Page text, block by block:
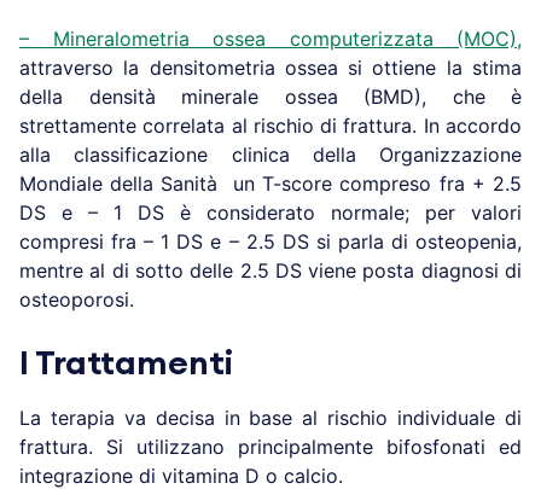
– Mineralometria ossea computerizzata (MOC),
attraverso la densitometria ossea si ottiene la stima
della densità minerale ossea (BMD), che è
strettamente correlata al rischio di frattura. In accordo
alla classificazione clinica della Organizzazione
Mondiale della Sanità un T-score compreso fra + 2.5
DS e – 1 DS è considerato normale; per valori
compresi fra – 1 DS e – 2.5 DS si parla di osteopenia,
mentre al di sotto delle 2.5 DS viene posta diagnosi di
osteoporosi.
I Trattamenti
La terapia va decisa in base al rischio individuale di
frattura. Si utilizzano principalmente bifosfonati ed
integrazione di vitamina D o calcio.